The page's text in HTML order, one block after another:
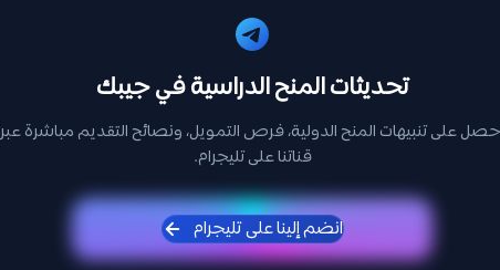
تحديثات المنح الدراسية في جيبك
على تنبيهات المنح الدولية، فرص التمويل، ونصائح التقديم مباشرة عبر
قناتنا على تليجرام.
انضم إلينا على تليجرام